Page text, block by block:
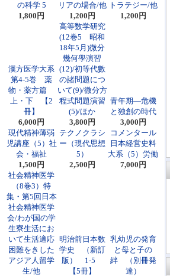
の科学 5
1,800円
リアの場合/他
1,200円
トラテジー/他
1,200円
漢方医学大系
第4-5巻 薬
物・薬方篇
上・下 【2
冊】
6,000円
高等数学研究
(12巻5 昭和
18年5月)微分
幾何學演習
(12)/初等代數
の諸問題につ
いて(9)/微分方
程式問題演習
(5)/ほか
3,800円
青年期―危機
と独創の時代
3,000円
現代精神薄弱
児講座（5）社
会・福祉
1,500円
テクノクラシ
ー（現代思想
5）
2,500円
コメンタール
日本経営史料
大系（5）労働
7,000円
社会精神医学
（8巻3）特
集・第5回日本
社会精神医学
会/わが国の学
生寮生活にお
いて生活適応
困難をきした
アジア人留学
生/他
明治前日本数
学史 （新訂
版） 1-5
【5冊】
乳幼児の発育
と母と子の
絆 （別冊発
達）